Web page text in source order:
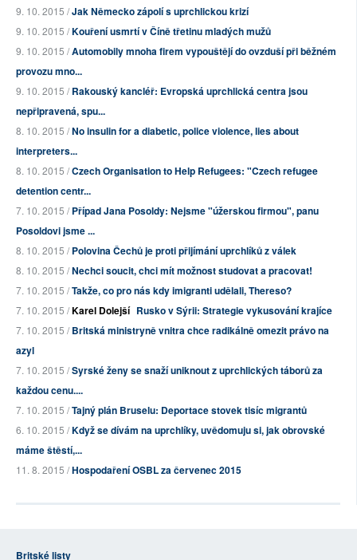
9. 10. 2015 /Jak Německo zápolí s uprchlickou krizí
9. 10. 2015 /Kouření usmrtí v Číně třetinu mladých mužů
9. 10. 2015 /Automobily mnoha firem vypouštějí do ovzduší při běžném
provozu mno...
9. 10. 2015 /Rakouský kancléř: Evropská uprchlická centra jsou
nepřipravená, spu...
8. 10. 2015 /No insulin for a diabetic, police violence, lies about
interpreters...
8. 10. 2015 /Czech Organisation to Help Refugees: "Czech refugee
detention centr...
7. 10. 2015 /Případ Jana Posoldy: Nejsme "úžerskou firmou", panu
Posoldovi jsme ...
8. 10. 2015 /Polovina Čechů je proti přijímání uprchlíků z válek
8. 10. 2015 /Nechci soucit, chci mít možnost studovat a pracovat!
7. 10. 2015 /Takže, co pro nás kdy imigranti udělali, Thereso?
7. 10. 2015 /Karel Dolejší Rusko v Sýrii: Strategie vykusování krajíce
7. 10. 2015 /Britská ministryně vnitra chce radikálně omezit právo na
azyl
7. 10. 2015 /Syrské ženy se snaží uniknout z uprchlických táborů za
každou cenu....
7. 10. 2015 /Tajný plán Bruselu: Deportace stovek tisíc migrantů
6. 10. 2015 /Když se dívám na uprchlíky, uvědomuju si, jak obrovské
máme štěstí,...
11. 8. 2015 /Hospodaření OSBL za červenec 2015
Britské listy